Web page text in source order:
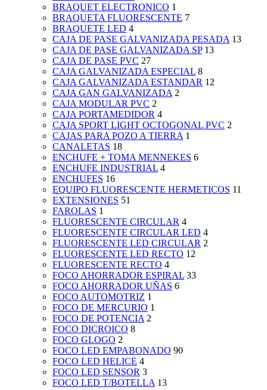
BRAQUET ELECTRONICO 1
BRAQUETA FLUORESCENTE 7
BRAQUETE LED 4
CAJA DE PASE GALVANIZADA PESADA 13
CAJA DE PASE GALVANIZADA SP 13
CAJA DE PASE PVC 27
CAJA GALVANIZADA ESPECIAL 8
CAJA GALVANIZADA ESTANDAR 12
CAJA GAN GALVANIZADA 2
CAJA MODULAR PVC 2
CAJA PORTAMEDIDOR 4
CAJA SPORT LIGHT OCTOGONAL PVC 2
CAJAS PARA POZO A TIERRA 1
CANALETAS 18
ENCHUFE + TOMA MENNEKES 6
ENCHUFE INDUSTRIAL 4
ENCHUFES 16
EQUIPO FLUORESCENTE HERMETICOS 11
EXTENSIONES 51
FAROLAS 1
FLUORESCENTE CIRCULAR 4
FLUORESCENTE CIRCULAR LED 4
FLUORESCENTE LED CIRCULAR 2
FLUORESCENTE LED RECTO 12
FLUORESCENTE RECTO 4
FOCO AHORRADOR ESPIRAL 33
FOCO AHORRADOR UÑAS 6
FOCO AUTOMOTRIZ 1
FOCO DE MERCURIO 1
FOCO DE POTENCIA 2
FOCO DICROICO 8
FOCO GLOGO 2
FOCO LED EMPABONADO 90
FOCO LED HELICE 4
FOCO LED SENSOR 3
FOCO LED T/BOTELLA 13